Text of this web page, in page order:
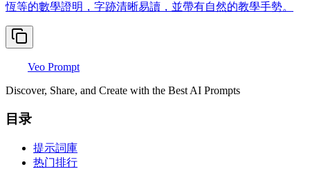
恆等的數學證明，字跡清晰易讀，並帶有自然的教學手勢。
Veo Prompt
Discover, Share, and Create with the Best AI Prompts
目录
提示詞庫
热门排行